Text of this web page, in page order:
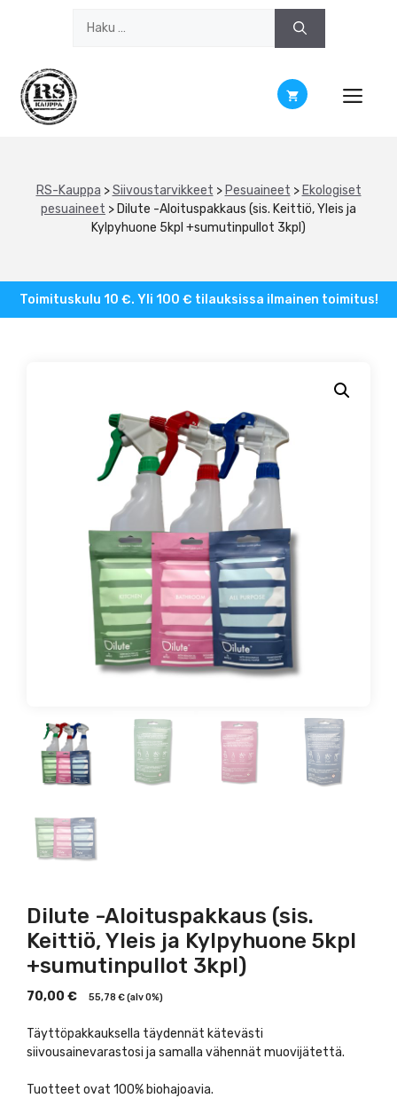
RS-Kauppa >Siivoustarvikkeet > Pesuaineet > Ekologiset
pesuaineet > Dilute -Aloituspakkaus (sis. Keittiö, Yleis ja
Kylpyhuone 5kpl +sumutinpullot 3kpl)
Toimituskulu 10 €. Yli 100 € tilauksissa ilmainen toimitus!
Dilute -Aloituspakkaus (sis.
Keittiö, Yleis ja Kylpyhuone 5kpl
+sumutinpullot 3kpl)
70,00 € 55,78 €(alv 0%)
Täyttöpakkauksella täydennät kätevästi
siivousainevarastosi ja samalla vähennät muovijätettä.
Tuotteet ovat 100% biohajoavia.